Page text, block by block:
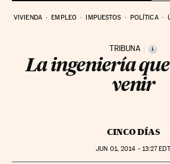
VIVIENDA EMPLEO IMPUESTOS POLÍTICA
TRIBUNA i
La ingeniería
venir
CINCO DÍAS
JUN 01, 2014 - 13:27EDT